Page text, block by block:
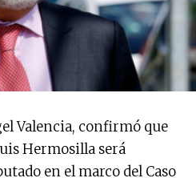
Valencia, confirmó que
Hermosilla será
en el marco del Caso